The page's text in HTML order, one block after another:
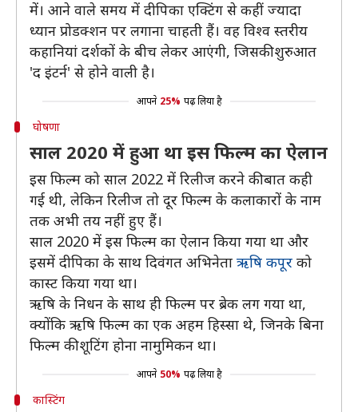
में। आने वाले समय में दीपिका एक्टिंग से कहीं ज्यादा
ध्यान प्रोडक्शन पर लगाना चाहती हैं। वह विश्व स्तरीय
कहानियां दर्शकों के बीच लेकर आएंगी, जिसकी शुरुआत
'द इंटर्न' से होने वाली है।
आपने 25% पढ़ लिया है
घोषणा
साल 2020 में हुआ था इस फिल्म का ऐलान
इस फिल्म को साल 2022 में रिलीज करने की बात कही
गई थी, लेकिन रिलीज तो दूर फिल्म के कलाकारों के नाम
तक अभी तय नहीं हुए हैं।
साल 2020 में इस फिल्म का ऐलान किया गया था और
इसमें दीपिका के साथ दिवंगत अभिनेता ऋषि कपूर को
कास्ट किया गया था।
ऋषि के निधन के साथ ही फिल्म पर ब्रेक लग गया था,
क्योंकि ऋषि फिल्म का एक अहम हिस्सा थे, जिनके बिना
फिल्म की शूटिंग होना नामुमिकन था।
आपने 50% पढ़ लिया है
कास्टिंग